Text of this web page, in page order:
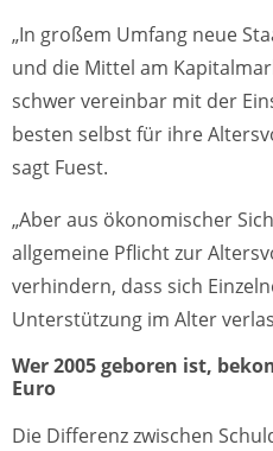
„In großem Umfang neue
und die Mittel am
schwer vereinbar mit der
besten selbst für ihre
sagt Fuest.
„Aber aus ökonomischer
allgemeine Pflicht zur
verhindern, dass sich
Unterstützung im Alter
Wer 2005 geboren ist,
Euro
Die Differenz zwischen